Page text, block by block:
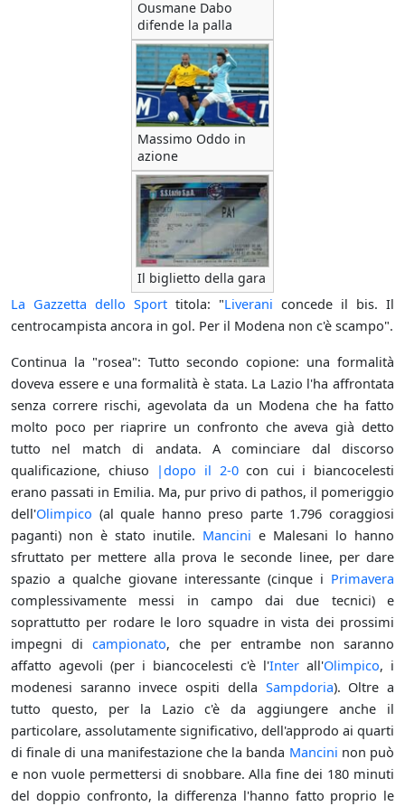
Ousmane Dabo
difende la palla
Massimo Oddo in
azione
Il biglietto della gara
La Gazzetta dello Sport titola: "Liverani concede il bis. Il
centrocampista ancora in gol. Per il Modena non c'è scampo".
Continua la "rosea": Tutto secondo copione: una formalità
doveva essere e una formalità è stata. La Lazio l'ha affrontata
senza correre rischi, agevolata da un Modena che ha fatto
molto poco per riaprire un confronto che aveva già detto
tutto nel match di andata. A cominciare dal discorso
qualificazione, chiuso |dopo il 2-0con cui i biancocelesti
erano passati in Emilia. Ma, pur privo di pathos, il pomeriggio
dell'Olimpico (al quale hanno preso parte 1.796 coraggiosi
paganti) non è stato inutile. Mancini e Malesani lo hanno
sfruttato per mettere alla prova le seconde linee, per dare
spazio a qualche giovane interessante (cinque i Primavera
complessivamente messi in campo dai due tecnici) e
soprattutto per rodare le loro squadre in vista dei prossimi
impegni dicampionato, che per entrambe non saranno
affatto agevoli (per i biancocelesti c'è l'Inter all'Olimpico, i
modenesi saranno invece ospiti della Sampdoria). Oltre a
tutto questo, per la Lazio c'è da aggiungere anche il
particolare, assolutamente significativo, dell'approdo ai quarti
di finale di una manifestazione che la banda Mancini non può
e non vuole permettersi di snobbare. Alla fine dei 180 minuti
del doppio confronto, la differenza l'hanno fatto proprio le